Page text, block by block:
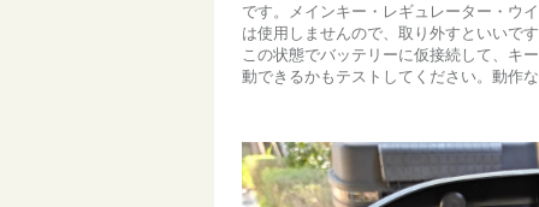
です。メインキー・レギュレーター・ウ
は使用しませんので、取り外すといいで
この状態でバッテリーに仮接続して、キ
動できるかもテストしてください。動作